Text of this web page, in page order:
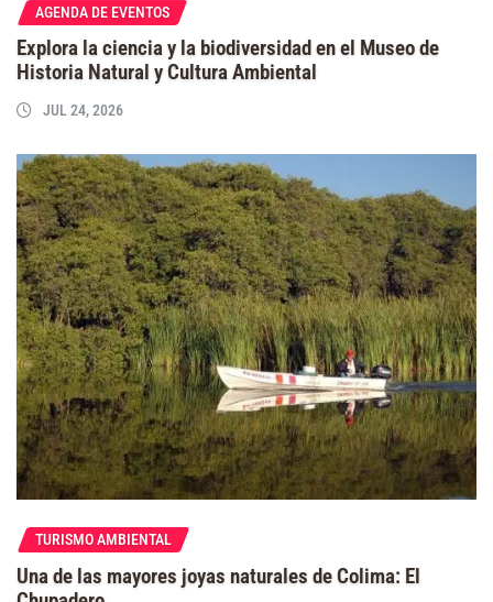
AGENDA DE EVENTOS
Explora la ciencia y la biodiversidad en el Museo de
Historia Natural y Cultura Ambiental
JUL 24, 2026
TURISMO AMBIENTAL
Una de las mayores joyas naturales de Colima: El